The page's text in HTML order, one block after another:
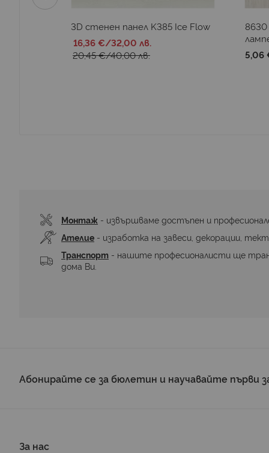
3D стенен панел K385 Ice Flow
16,36 €/32,00 лв.
20,45 €/40,00 лв.
8630
5,06
Монтаж - извършваме достъпен и
Ателие - изработка на завеси, декорации,
Транспорт - нашите професионалисти ще
дома Ви.
Абонирайте се за бюлетин и научавайте първи
За нас